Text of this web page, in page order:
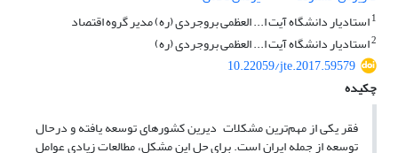
1استادیار دانشگاه آیت ا... العظمی بروجردی (ره) مدیر گروه اقتصاد
2استادیار دانشگاه آیت ا... العظمی بروجردی (ره)
10.22059/jte.2017.59579
چکیده
فقر یکی از مهم‌ترین مشکلات دیرین کشورهای توسعه یافته و درحال
توسعه از جمله ایران است. برای حل این مشکل، مطالعات زیادی عوامل